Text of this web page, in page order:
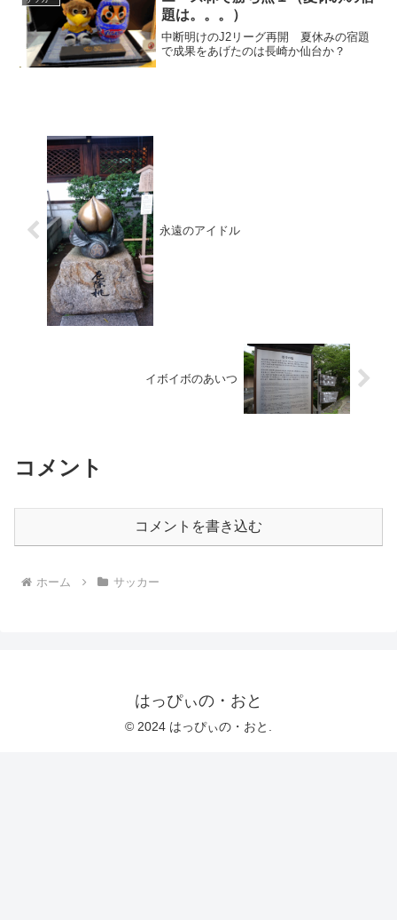
題は。。。）
中断明けのJ2リーグ再開 夏休みの宿題
で成果をあげたのは長崎か仙台か？
永遠のアイドル
イボイボのあいつ
コメント
コメントを書き込む
ホーム サッカー
はっぴぃの・おと
© 2024 はっぴぃの・おと.